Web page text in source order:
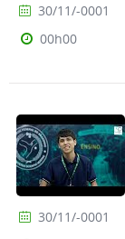
30/11/-0001
00h00
30/11/-0001